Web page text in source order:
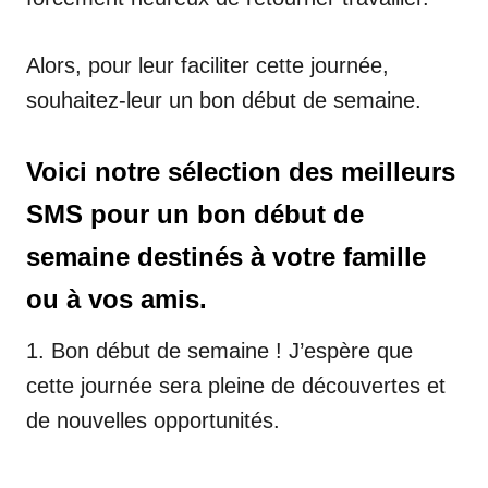
Alors, pour leur faciliter cette journée,
souhaitez-leur un bon début de semaine.
Voici notre sélection des meilleurs
SMS pour un bon début de
semaine destinés à votre famille
ou à vos amis.
1. Bon début de semaine ! J’espère que
cette journée sera pleine de découvertes et
de nouvelles opportunités.